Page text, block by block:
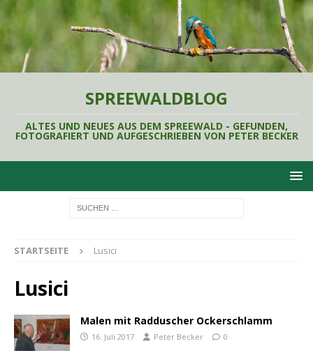
SPREEWALDBLOG
ALTES UND NEUES AUS DEM SPREEWALD - GEFUNDEN,
FOTOGRAFIERT UND AUFGESCHRIEBEN VON PETER BECKER
STARTSEITE Lusici
Lusici
Malen mit Radduscher Ockerschlamm
16. Juli 2017 Peter Becker 0